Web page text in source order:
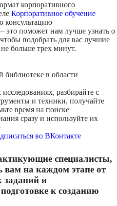
корпоративного
Корпоративное обучение
консультацию
это поможет нам лучше узнать о
подобрать для вас лучшие
больше трех минут.
библиотекев области
разбирайте с
и техники, получайте
время на поиске
сразу и используйте их
во ВКонтакте
специалисты,
вам на каждом этапе от
заданий и
к созданию